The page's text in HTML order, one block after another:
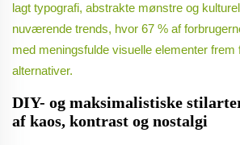
lagt typografi, abstrakte mønstre og
nuværende trends, hvor 67 % af
med meningsfulde visuelle elementer frem
alternativer.
DIY- og maksimalistiske
af kaos, kontrast og nostalgi